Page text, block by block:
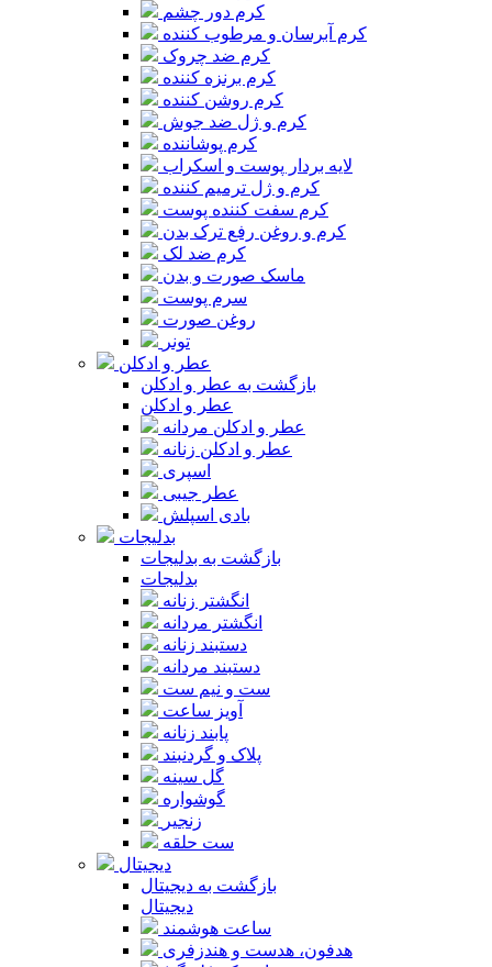
کرم دور چشم
کرم آبرسان و مرطوب کننده
کرم ضد چروک
کرم برنزه کننده
کرم روشن کننده
کرم و ژل ضد جوش
کرم پوشاننده
لایه بردار پوست و اسکراب
کرم و ژل ترمیم کننده
کرم سفت کننده پوست
کرم و روغن رفع ترک بدن
کرم ضد لک
ماسک صورت و بدن
سرم پوست
روغن صورت
تونر
عطر و ادکلن
بازگشت به عطر و ادکلن
عطر و ادکلن
عطر و ادکلن مردانه
عطر و ادکلن زنانه
اسپری
عطر جیبی
بادی اسپلش
بدلیجات
بازگشت به بدلیجات
بدلیجات
انگشتر زنانه
انگشتر مردانه
دستبند زنانه
دستبند مردانه
ست و نیم ست
آویز ساعت
پابند زنانه
پلاک و گردنبند
گل سینه
گوشواره
زنجیر
ست حلقه
دیجیتال
بازگشت به دیجیتال
دیجیتال
ساعت هوشمند
هدفون، هدست و هندزفری